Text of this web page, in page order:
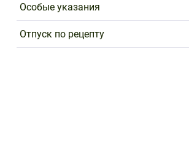
Особые указания
Отпуск по рецепту